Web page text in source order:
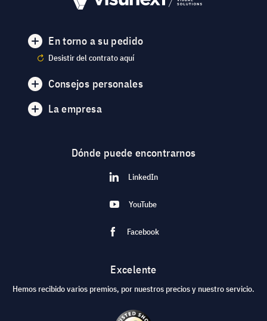
En torno a su pedido
Desistir del contrato aquí
Consejos personales
La empresa
Dónde puede encontrarnos
LinkedIn
YouTube
Facebook
Excelente
Hemos recibido varios premios, por nuestros precios y nuestro servicio.